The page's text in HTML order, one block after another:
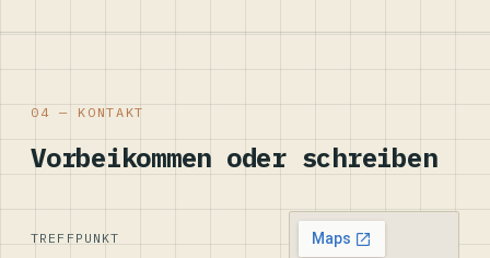
04 — KONTAKT
Vorbeikommen oder schreiben
TREFFPUNKT